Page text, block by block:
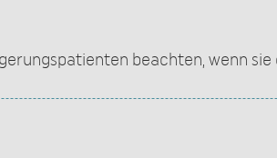
beachten, wenn